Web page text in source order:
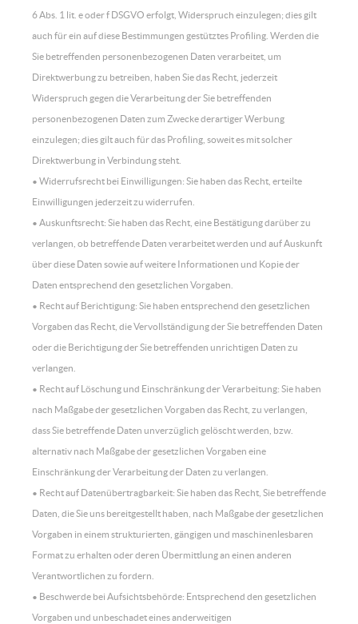
6 Abs. 1 lit. e oder f DSGVO erfolgt, Widerspruch einzulegen; dies gilt
auch für ein auf diese Bestimmungen gestütztes Profiling. Werden die
Sie betreffenden personenbezogenen Daten verarbeitet, um
Direktwerbung zu betreiben, haben Sie das Recht, jederzeit
Widerspruch gegen die Verarbeitung der Sie betreffenden
personenbezogenen Daten zum Zwecke derartiger Werbung
einzulegen; dies gilt auch für das Profiling, soweit es mit solcher
Direktwerbung in Verbindung steht.
• Widerrufsrecht bei Einwilligungen: Sie haben das Recht, erteilte
Einwilligungen jederzeit zu widerrufen.
• Auskunftsrecht: Sie haben das Recht, eine Bestätigung darüber zu
verlangen, ob betreffende Daten verarbeitet werden und auf Auskunft
über diese Daten sowie auf weitere Informationen und Kopie der
Daten entsprechend den gesetzlichen Vorgaben.
• Recht auf Berichtigung: Sie haben entsprechend den gesetzlichen
Vorgaben das Recht, die Vervollständigung der Sie betreffenden Daten
oder die Berichtigung der Sie betreffenden unrichtigen Daten zu
verlangen.
• Recht auf Löschung und Einschränkung der Verarbeitung: Sie haben
nach Maßgabe der gesetzlichen Vorgaben das Recht, zu verlangen,
dass Sie betreffende Daten unverzüglich gelöscht werden, bzw.
alternativ nach Maßgabe der gesetzlichen Vorgaben eine
Einschränkung der Verarbeitung der Daten zu verlangen.
• Recht auf Datenübertragbarkeit: Sie haben das Recht, Sie betreffende
Daten, die Sie uns bereitgestellt haben, nach Maßgabe der gesetzlichen
Vorgaben in einem strukturierten, gängigen und maschinenlesbaren
Format zu erhalten oder deren Übermittlung an einen anderen
Verantwortlichen zu fordern.
• Beschwerde bei Aufsichtsbehörde: Entsprechend den gesetzlichen
Vorgaben und unbeschadet eines anderweitigen